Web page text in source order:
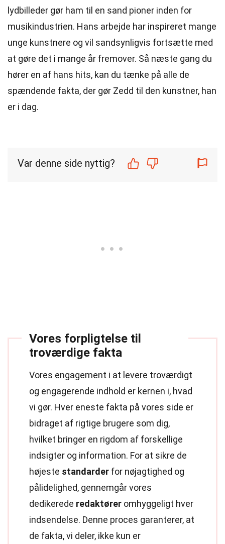
lydbilleder gør ham til en sand pioner inden for
musikindustrien. Hans arbejde har inspireret mange
unge kunstnere og vil sandsynligvis fortsætte med
at gøre det i mange år fremover. Så næste gang du
hører en af hans hits, kan du tænke på alle de
spændende fakta, der gør Zedd til den kunstner, han
er i dag.
Var denne side nyttig?
Vores forpligtelse til
troværdige fakta
Vores engagement i at levere troværdigt
og engagerende indhold er kernen i, hvad
vi gør. Hver eneste fakta på vores side er
bidraget af rigtige brugere som dig,
hvilket bringer en rigdom af forskellige
indsigter og information. For at sikre de
højeste standarder for nøjagtighed og
pålidelighed, gennemgår vores
dedikerede redaktører omhyggeligt hver
indsendelse. Denne proces garanterer, at
de fakta, vi deler, ikke kun er